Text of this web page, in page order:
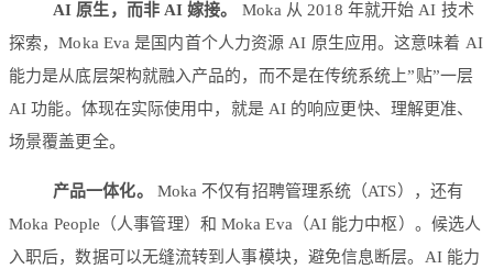
AI 原生，而非 AI 嫁接。
Moka 从 2018 年就开始 AI 技术
探索，Moka Eva 是国内首个人力资源 AI 原生应用。这意味着 AI
能力是从底层架构就融入产品的，而不是在传统系统上”贴”一层
AI 功能。体现在实际使用中，就是 AI 的响应更快、理解更准、
场景覆盖更全。
产品一体化。
Moka 不仅有招聘管理系统（ATS），还有
Moka People（人事管理）和 Moka Eva（AI 能力中枢）。候选人
入职后，数据可以无缝流转到人事模块，避免信息断层。AI 能力